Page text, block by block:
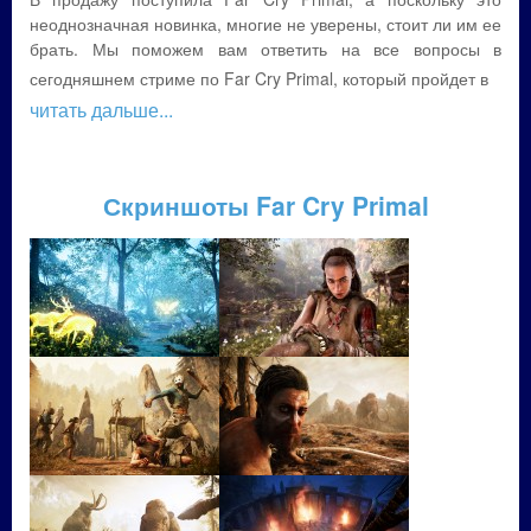
неоднозначная новинка, многие не уверены, стоит ли им ее
брать. Мы поможем вам ответить на все вопросы в
сегодняшнем стриме по Far Cry Primal, который пройдет в
читать дальше...
Скриншоты Far Cry Primal